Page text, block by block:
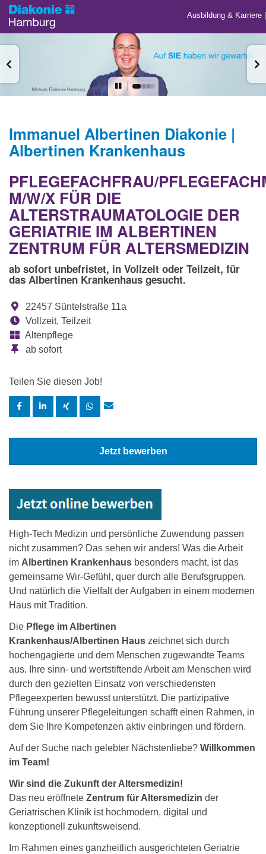
Ausbildung & Karriere
Immanuel Albertinen Diakonie |
Albertinen Krankenhaus
PFLEGEFACHFRAU/
M/W/X FÜR DIE
ALTERSTRAUMATOLOGIE DER
GERIATRIE IM ALBERTINEN
ZENTRUM FÜR ALTERSMEDIZIN
ab sofort unbefristet, in Vollzeit oder Teilzeit, für
das Albertinen Krankenhaus gesucht.
22457 Süntelstraße 11a
Vollzeit, Teilzeit
Altenpflege
ab sofort
Teilen Sie diesen Job!
Jetzt bewerben
High-Tech Medizin und persönliche Zuwendung passen
nicht zusammen? Das sehen wir anders! Was die Arbeit
im Albertinen Krankenhaus besonders macht, ist das
gemeinsame Wir-Gefühl, quer durch alle Berufsgruppen.
Und natürlich die Vielfalt der Aufgaben in einem modernen
Haus mit Tradition.
Die Pflege im Albertinen
Krankenhaus/Albertinen Haus zeichnet sich durch
hochengagierte und dem Menschen zugewandte Teams
aus. Ihre sinn- und wertstiftende Arbeit am Menschen wird
durch den gezielten Einsatz von verschiedensten
Pflegeexperten bewusst unterstützt. Die partizipative
Führung unserer Pflegeleitungen schafft einen Rahmen, in
dem Sie Ihre Kompetenzen aktiv einbringen und fördern.
Auf der Suche nach gelebter Nächstenliebe? Willkommen
im Team!
Wir sind die Zukunft der Altersmedizin!
Das neu eröffnete Zentrum für Altersmedizin der
Geriatrischen Klinik ist hochmodern, digital und
konzeptionell zukunftsweisend.
Im Rahmen eines ganzheitlich ausgerichteten Geriatrie